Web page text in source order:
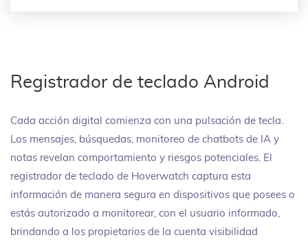
Registrador de teclado Android
Cada acción digital comienza con una pulsación de tecla.
Los mensajes, búsquedas, monitoreo de chatbots de IA y
notas revelan comportamiento y riesgos potenciales. El
registrador de teclado de Hoverwatch captura esta
información de manera segura en dispositivos que posees o
estás autorizado a monitorear, con el usuario informado,
brindando a los propietarios de la cuenta visibilidad